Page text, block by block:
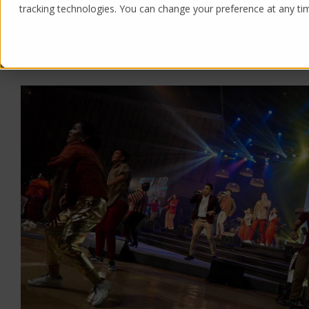
tracking technologies. You can change your preference at any